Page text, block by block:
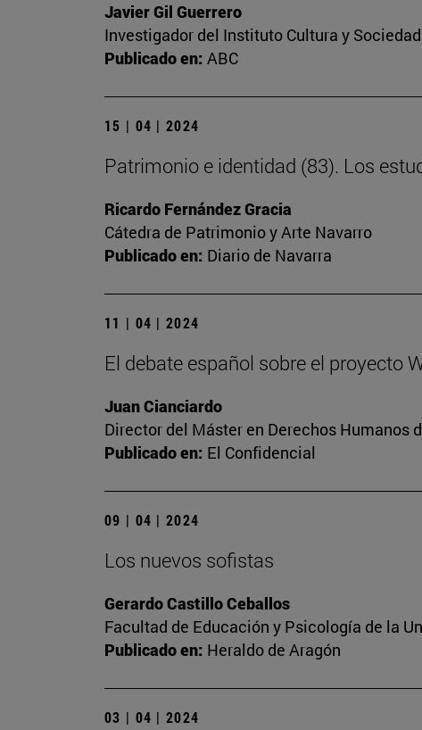
Javier Gil Guerrero
Investigador del Instituto Cultura y Sociedad
Publicado en: ABC
15 | 04 | 2024
Patrimonio e identidad (83). Los
Ricardo Fernández Gracia
Cátedra de Patrimonio y Arte Navarro
Publicado en: Diario de Navarra
11 | 04 | 2024
El debate español sobre el proyecto
Juan Cianciardo
Director del Máster en Derechos Humanos
Publicado en: El Confidencial
09 | 04 | 2024
Los nuevos sofistas
Gerardo Castillo Ceballos
Facultad de Educación y Psicología de la
Publicado en: Heraldo de Aragón
03 | 04 | 2024